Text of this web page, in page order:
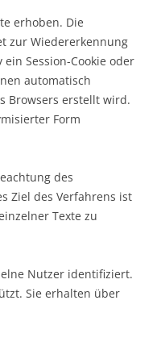
erhoben. Die
zur Wiedererkennung
Session-Cookie oder
automatisch
Browsers erstellt wird.
Form
des
Ziel des Verfahrens ist
Texte zu
Nutzer identifiziert.
Sie erhalten über